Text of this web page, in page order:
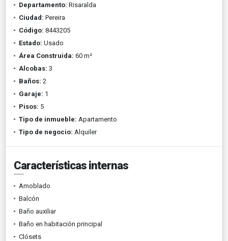
Departamento: Risaralda
Ciudad: Pereira
Código: 8443205
Estado: Usado
Área Construida: 60 m²
Alcobas: 3
Baños: 2
Garaje: 1
Pisos: 5
Tipo de inmueble: Apartamento
Tipo de negocio: Alquiler
Características internas
Amoblado
Balcón
Baño auxiliar
Baño en habitación principal
Clósets